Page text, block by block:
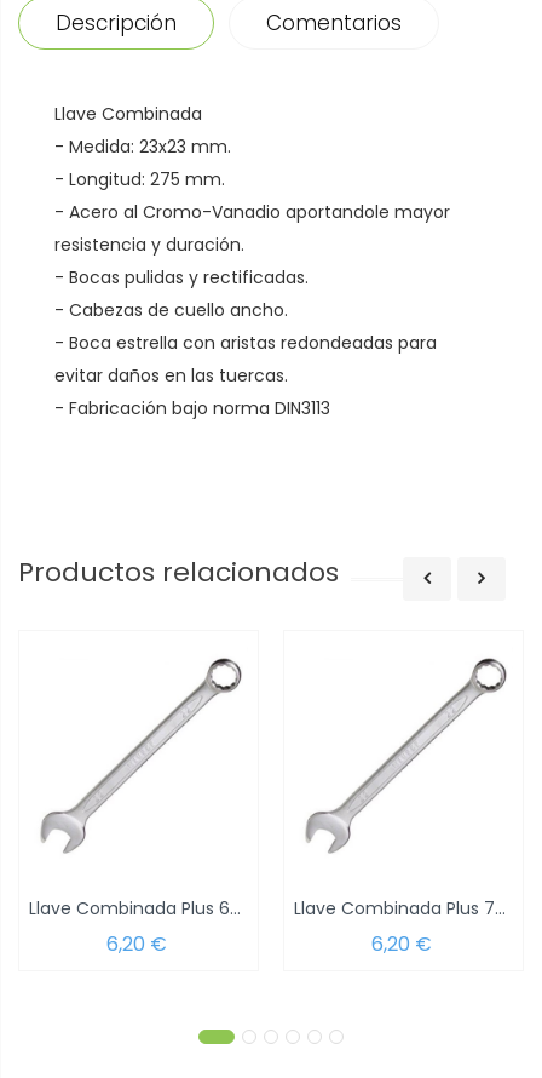
Descripción Comentarios
Llave Combinada
- Medida: 23x23 mm.
- Longitud: 275 mm.
- Acero al Cromo-Vanadio aportandole mayor
resistencia y duración.
- Bocas pulidas y rectificadas.
- Cabezas de cuello ancho.
- Boca estrella con aristas redondeadas para
evitar daños en las tuercas.
- Fabricación bajo norma DIN3113
Productos relacionados
Llave Combinada Plus 6x6 DIN 3113
6,20 €
Llave Combinada Plus 7x7 DIN 3113
6,20 €